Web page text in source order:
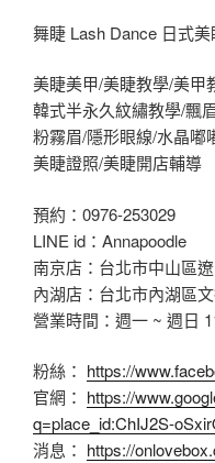
舞睫 Lash Dance 日式美
美睫美甲/美睫教學/美甲
韓式半永久紋繡教學/飄
粉霧眉/隱形眼線/水晶嘟
美睫證照/美睫開店輔導
預約：0976-253029
LINE id：Annapoodle
南京店：台北市中山區
內湖店：台北市內湖區
營業時間：週一 ~ 週日
粉絲： https://
官網： https://
q=place_id:ChIJ2S-
消息： https://